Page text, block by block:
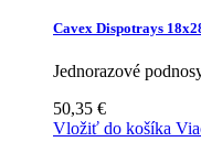
Cavex Dispotrays
Jednorazové
50,35 €
Vložiť do košíka